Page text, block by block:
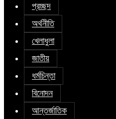
প্রচ্ছদ
অর্থনীতি
খেলাধুলা
জাতীয়
ধর্মচিন্তা
বিনোদন
আন্তর্জাতিক